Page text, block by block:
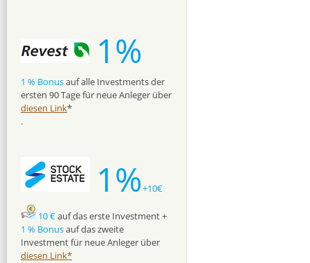
1%
1 % Bonusauf alle Investments der
ersten 90 Tage für neue Anleger über
diesen Link*
.
1%+10€
10 €auf das erste Investment +
1 % Bonusauf das zweite
Investment für neue Anleger über
diesen Link*